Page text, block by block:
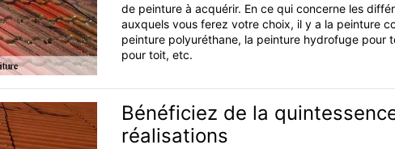
de peinture à acquérir. En ce qui concerne les
auxquels vous ferez votre choix, il y a la peinture
peinture polyuréthane, la peinture hydrofuge pour
pour toit, etc.
Bénéficiez de la
réalisations